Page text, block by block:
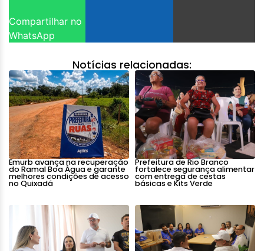
Compartilhar no
WhatsApp
Notícias relacionadas:
Emurb avança na recuperação
do Ramal Boa Água e garante
melhores condições de acesso
no Quixadá
Prefeitura de Rio Branco
fortalece segurança alimentar
com entrega de cestas
básicas e Kits Verde